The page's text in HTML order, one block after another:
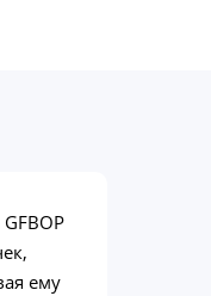
ему